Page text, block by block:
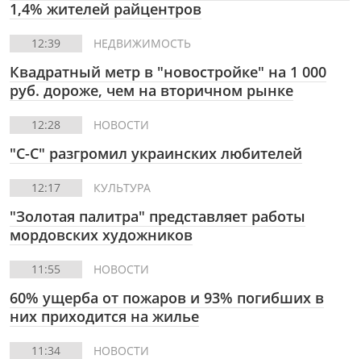
1,4% жителей райцентров
12:39 НЕДВИЖИМОСТЬ
Квадратный метр в "новостройке" на 1 000
руб. дороже, чем на вторичном рынке
12:28 НОВОСТИ
"С-С" разгромил украинских любителей
12:17 КУЛЬТУРА
"Золотая палитра" представляет работы
мордовских художников
11:55 НОВОСТИ
60% ущерба от пожаров и 93% погибших в
них приходится на жилье
11:34 НОВОСТИ